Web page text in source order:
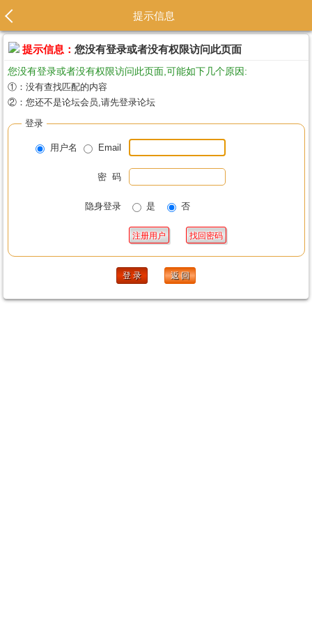
提示信息
提示信息： 您没有登录或者没有权限访问此页面
您没有登录或者没有权限访问此页面,可能如下几个原因:
①：没有查找匹配的内容
②：您还不是论坛会员,请先登录论坛
登录
用户名 Email
密 码
隐身登录 是 否